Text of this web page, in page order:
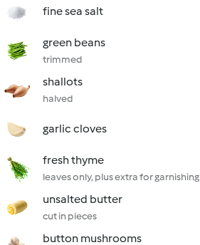
fine sea salt
green beans
trimmed
shallots
halved
garlic cloves
fresh thyme
leaves only, plus extra for garnishing
unsalted butter
cut in pieces
button mushrooms